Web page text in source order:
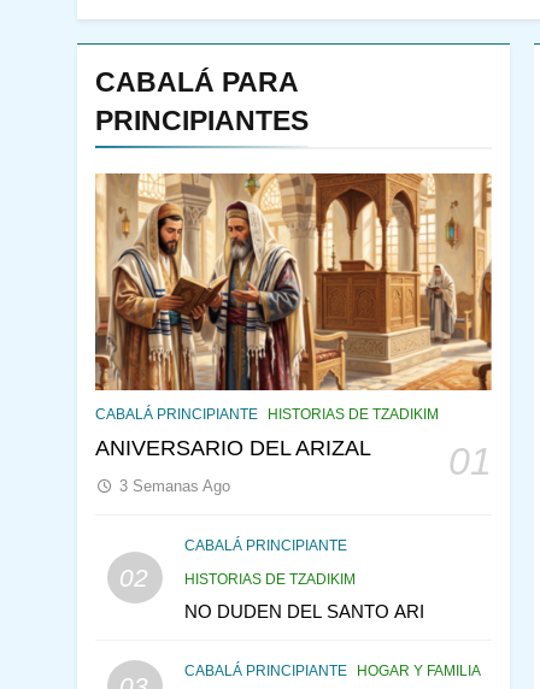
CABALÁ PARA
PRINCIPIANTES
CABALÁ PRINCIPIANTE HISTORIAS DE TZADIKIM
ANIVERSARIO DEL ARIZAL 01
3 Semanas Ago
02
CABALÁ PRINCIPIANTE
HISTORIAS DE TZADIKIM
NO DUDEN DEL SANTO ARI
CABALÁ PRINCIPIANTE HOGAR Y FAMILIA
144
¿QUIÉN ES SABIO? EL
QUE VE LO QUE VA A
PENSAMIENTO JUDÍO
DEL TEMPLO Y LA
ALEGRÍA EN MEDIO DE
MES DE MENAJEM AV
CONSEJO DE LOS